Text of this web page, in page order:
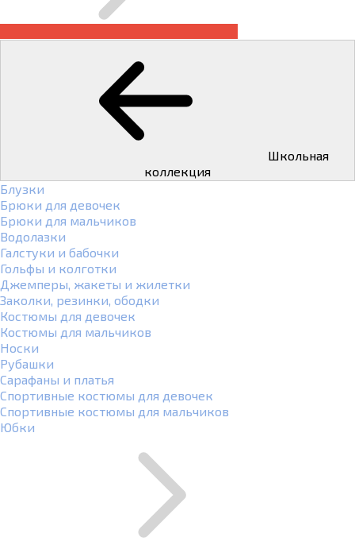
коллекция
Блузки
Брюки для девочек
Брюки для мальчиков
Водолазки
Галстуки и бабочки
Гольфы и колготки
Джемперы, жакеты и жилетки
Заколки, резинки, ободки
Костюмы для девочек
Костюмы для мальчиков
Носки
Рубашки
Сарафаны и платья
Спортивные костюмы для девочек
Спортивные костюмы для мальчиков
Юбки